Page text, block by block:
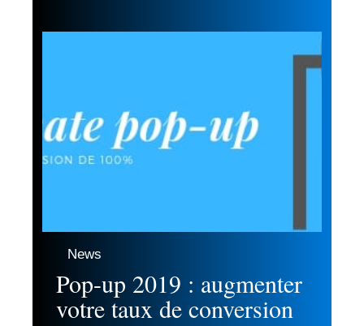
News
Pop-up 2019 : augmenter
votre taux de conversion